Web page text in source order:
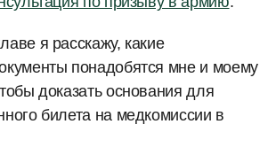
я расскажу, какие
понадобятся мне и моему
доказать основания для
билета на медкомиссии в